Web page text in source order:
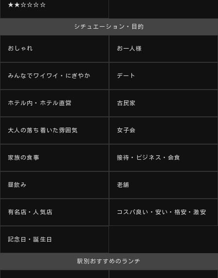
★★☆☆☆☆
シチュエーション・目的
おしゃれ お一人様
みんなでワイワイ・にぎやか デート
ホテル内・ホテル直営 古民家
大人の落ち着いた雰囲気 女子会
家族の食事 接待・ビジネス・会食
昼飲み 老舗
有名店・人気店 コスパ良い・安い・格安・激安
記念日・誕生日
駅別おすすめのランチ